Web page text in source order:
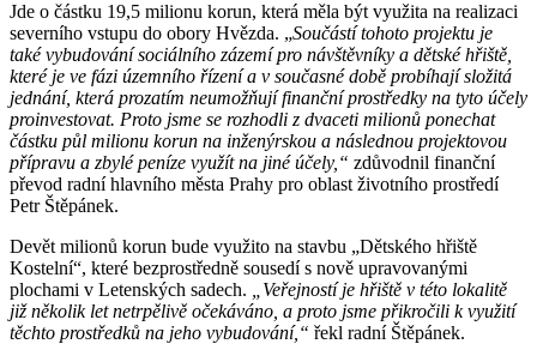
Jde o částku 19,5 milionu korun, která měla být využita na realizaci
severního vstupu do obory Hvězda. „Součástí tohoto projektu je
také vybudování sociálního zázemí pro návštěvníky a dětské hřiště,
které je ve fázi územního řízení a v současné době probíhají složitá
jednání, která prozatím neumožňují finanční prostředky na tyto účely
proinvestovat. Proto jsme se rozhodli z dvaceti milionů ponechat
částku půl milionu korun na inženýrskou a následnou projektovou
přípravu a zbylé peníze využít na jiné účely,“ zdůvodnil finanční
převod radní hlavního města Prahy pro oblast životního prostředí
Petr Štěpánek.
Devět milionů korun bude využito na stavbu „Dětského hřiště
Kostelní“, které bezprostředně sousedí s nově upravovanými
plochami v Letenských sadech. „Veřejností je hřiště v této lokalitě
již několik let netrpělivě očekáváno, a proto jsme přikročili k využití
těchto prostředků na jeho vybudování,“ řekl radní Štěpánek.